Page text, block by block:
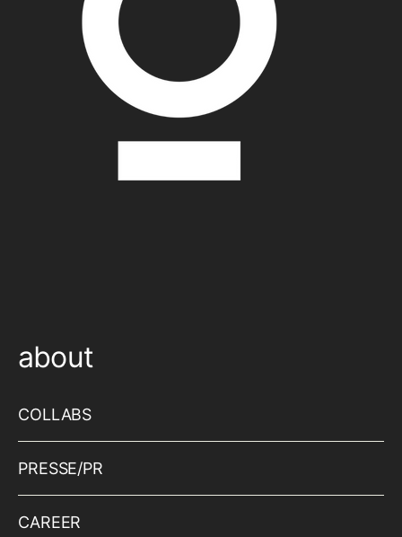
about
COLLABS
PRESSE/PR
CAREER